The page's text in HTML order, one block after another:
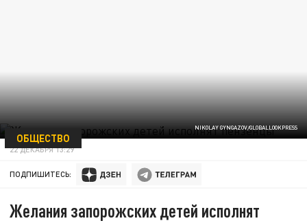
NIKOLAY GYNGAZOV/GLOBALLOOKPRESS
ОБЩЕСТВО
22 ДЕКАБРЯ 13:29
ПОДПИШИТЕСЬ:
Желания запорожских детей исполнят